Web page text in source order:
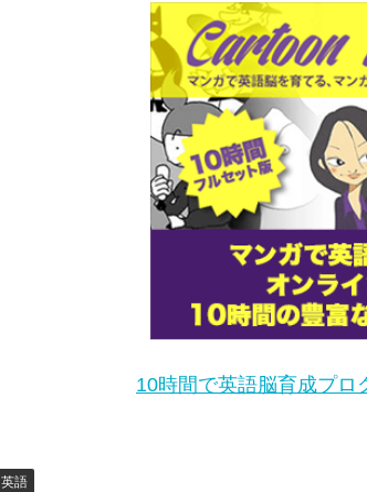
10時間で英語脳育成プロ
英語